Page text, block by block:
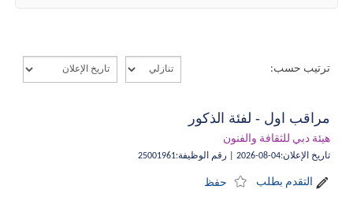
ترتيب حسب:
مراقب اول - لفئة الذكور
هيئة دبي للثقافة والفنون
تاريخ الإعلان:
04-08-2026 رقم الوظيفة:
25001961
التقدم بطلب حفظ